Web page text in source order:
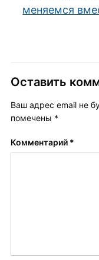
меняемся
Оставить
Ваш адрес email не
помечены *
Комментарий *